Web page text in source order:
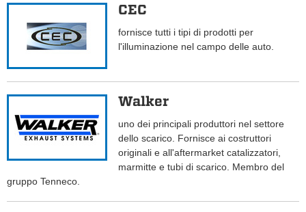
CEC
fornisce tutti i tipi di prodotti per
l'illuminazione nel campo delle auto.
Walker
uno dei principali produttori nel settore
dello scarico. Fornisce ai costruttori
originali e all'aftermarket catalizzatori,
marmitte e tubi di scarico. Membro del
gruppo Tenneco.